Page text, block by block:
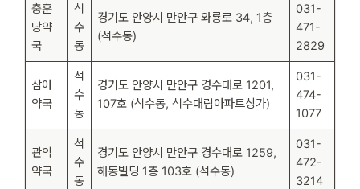
충훈
당약
국
석
수
동
경기도 안양시 만안구 와룡로 34, 1층
(석수동)
031-
471-
2829
삼아
약국
석
수
동
경기도 안양시 만안구 경수대로 1201,
107호 (석수동, 석수대림아파트상가)
031-
474-
1077
관악
약국
석
수
동
경기도 안양시 만안구 경수대로 1259,
해동빌딩 1층 103호 (석수동)
031-
472-
3214